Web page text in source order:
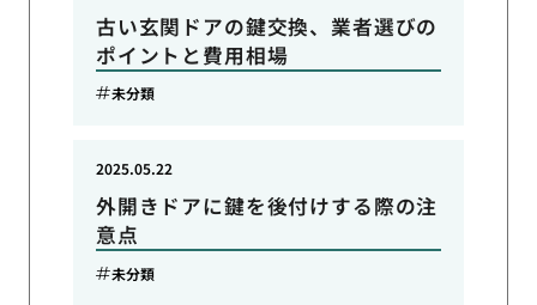
古い玄関ドアの鍵交換、業者選びの
ポイントと費用相場
未分類
外開きドアに鍵を後付けする際の注
意点
2025.05.22
未分類